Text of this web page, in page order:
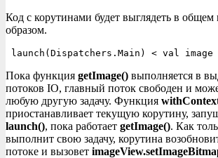
Код с корутинами будет выглядеть в
образом.
launch(Dispatchers.Main) < val image
Пока функция getImage() выполняется в
потоков IO, главный поток свободен и
любую другую задачу. Функция
приостанавливает текущую корутину,
launch(), пока работает getImage(). Как
выполнит свою задачу, корутина
потоке и вызовет